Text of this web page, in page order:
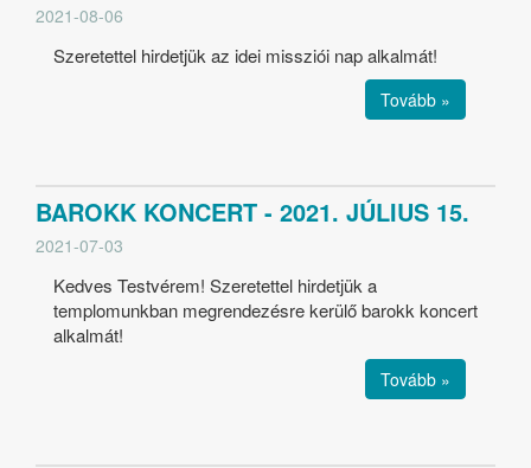
2021-08-06
Szeretettel hirdetjük az idei missziói nap alkalmát!
Tovább »
BAROKK KONCERT - 2021. JÚLIUS 15.
2021-07-03
Kedves Testvérem! Szeretettel hirdetjük a
templomunkban megrendezésre kerülő barokk koncert
alkalmát!
Tovább »